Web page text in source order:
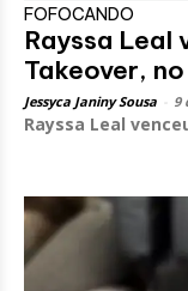
FOFOCANDO
Rayssa Leal
Takeover,
Jessyca Janiny Sousa 9
Rayssa Leal